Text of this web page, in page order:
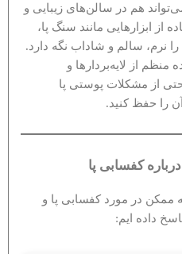
هم در سالن‌های زیبایی و
از ابزارهایی مانند سنگ پا،
را نرم، سالم و شاداب نگه دارد.
منظم از لایه‌بردارها و
از مشکلات پوستی پا
را حفظ کنید.
کفسابی پا
ممکن در مورد کفسابی پا و
داده ایم: